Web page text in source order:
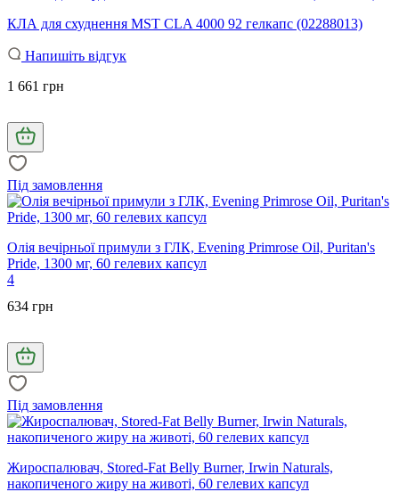
КЛА для схуднення MST CLA 4000 92 гелкапс (02288013)
Напишіть відгук
1 661 грн
Під замовлення
Олія вечірньої примули з ГЛК, Evening Primrose Oil, Puritan's
Pride, 1300 мг, 60 гелевих капсул
4
634 грн
Під замовлення
Жироспалювач, Stored-Fat Belly Burner, Irwin Naturals,
накопиченого жиру на животі, 60 гелевих капсул